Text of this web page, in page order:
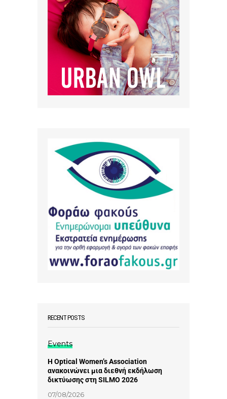
RECENT POSTS
Events
Η Optical Women’s Association
ανακοινώνει μια διεθνή εκδήλωση
δικτύωσης στη SILMO 2026
07/08/2026